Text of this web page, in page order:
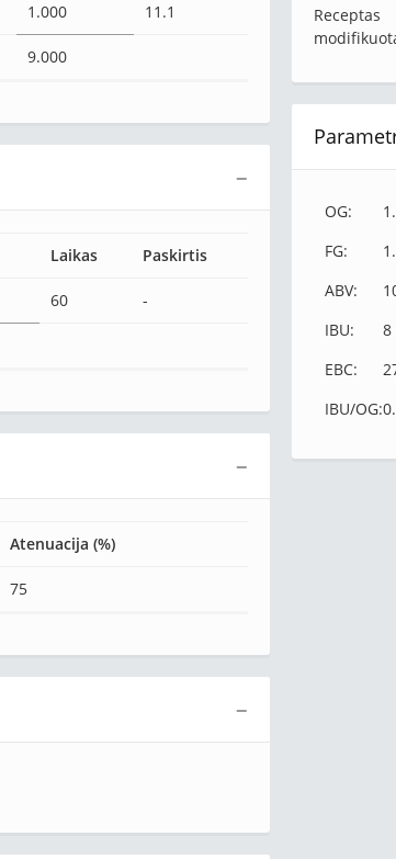
Receptas
OG:
FG:
ABV:
IBU:
8
EBC:
IBU/OG:
1.000 11.1
9.000
−
Laikas Paskirtis
60 -
−
Atenuacija (%)
75
−